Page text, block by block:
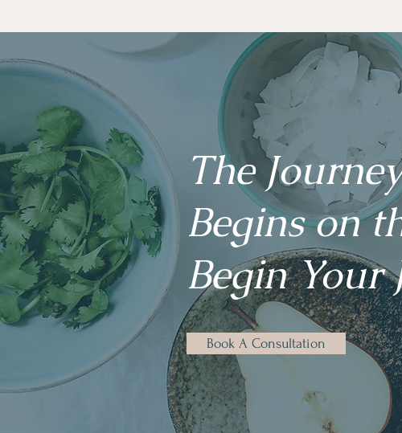
The
Begins on
Begin Your
Book A Consultation